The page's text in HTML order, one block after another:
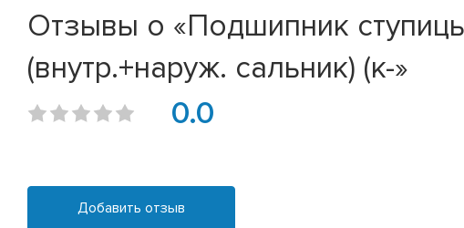
Отзывы о «Подшипник
(внутр.+наруж. сальник) (к-»
0.0
Добавить отзыв